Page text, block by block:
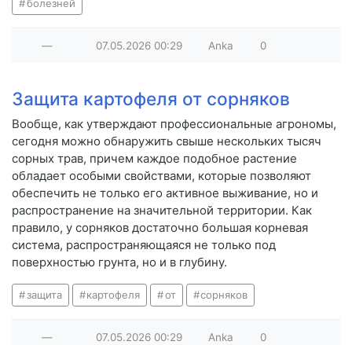
болезней
— 07.05.2026 00:29 Anka 0
Защита картофеля от сорняков
Вообще, как утверждают профессиональные агрономы,
сегодня можно обнаружить свыше нескольких тысяч
сорных трав, причем каждое подобное растение
обладает особыми свойствами, которые позволяют
обеспечить не только его активное выживание, но и
распространение на значительной территории. Как
правило, у сорняков достаточно большая корневая
система, распространяющаяся не только под
поверхностью грунта, но и в глубину.
защита картофеля от сорняков
— 07.05.2026 00:29 Anka 0